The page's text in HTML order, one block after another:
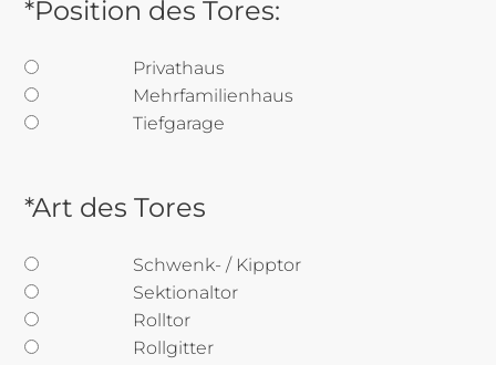
*Position des Tores:
Privathaus
Mehrfamilienhaus
Tiefgarage
*Art des Tores
Schwenk- / Kipptor
Sektionaltor
Rolltor
Rollgitter